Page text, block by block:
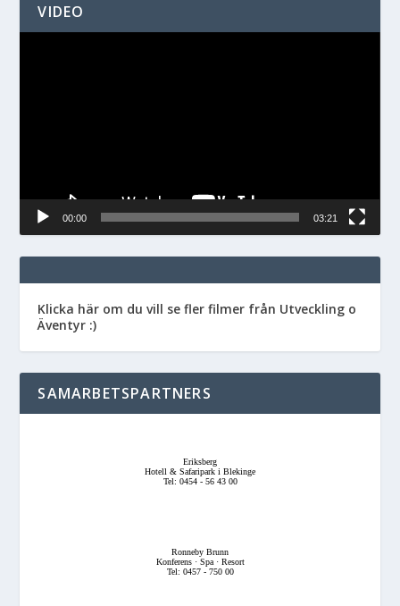
VIDEO
00:00 03:21
Klicka här om du vill se fler filmer från Utveckling o
Äventyr :)
SAMARBETSPARTNERS
Eriksberg
Hotell & Safaripark i Blekinge
Tel: 0454 - 56 43 00
Ronneby Brunn
Konferens · Spa · Resort
Tel: 0457 - 750 00